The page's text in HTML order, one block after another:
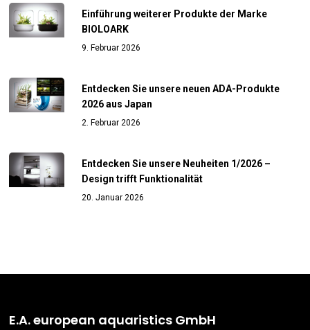
Einführung weiterer Produkte der Marke
BIOLOARK
9. Februar 2026
Entdecken Sie unsere neuen ADA-Produkte
2026 aus Japan
2. Februar 2026
Entdecken Sie unsere Neuheiten 1/2026 –
Design trifft Funktionalität
20. Januar 2026
E.A. european aquaristics GmbH